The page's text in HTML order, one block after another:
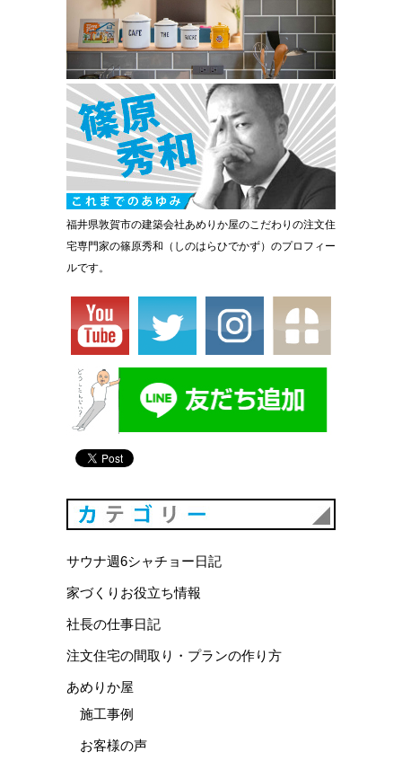
福井県敦賀市の建築会社あめりか屋のこだわりの注文住
宅専門家の篠原秀和（しのはらひでかず）のプロフィー
ルです。
サウナ週6シャチョー日記
家づくりお役立ち情報
社長の仕事日記
注文住宅の間取り・プランの作り方
あめりか屋
施工事例
お客様の声